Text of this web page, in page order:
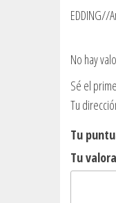
EDDING//
No hay
Sé el
Tu
Tu
Tu